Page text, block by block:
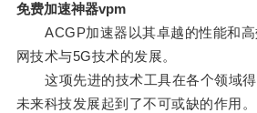
免费加速神器vpm
ACGP加速器以其卓越的性能和高
网技术与5G技术的发展。
这项先进的技术工具在各个领域得
未来科技发展起到了不可或缺的作用。